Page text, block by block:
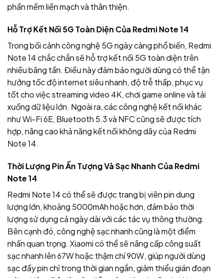
phần mềm liền mạch và thân thiện.
Hỗ Trợ Kết Nối 5G Toàn Diện Của Redmi Note 14
Trong bối cảnh công nghệ 5G ngày càng phổ biến, Redmi
Note 14 chắc chắn sẽ hỗ trợ kết nối 5G toàn diện trên
nhiều băng tần. Điều này đảm bảo người dùng có thể tận
hưởng tốc độ internet siêu nhanh, độ trễ thấp, phục vụ
tốt cho việc streaming video 4K, chơi game online và tải
xuống dữ liệu lớn. Ngoài ra, các công nghệ kết nối khác
như Wi-Fi 6E, Bluetooth 5.3 và NFC cũng sẽ được tích
hợp, nâng cao khả năng kết nối không dây của Redmi
Note 14.
Thời Lượng Pin Ấn Tượng Và Sạc Nhanh Của Redmi
Note 14
Redmi Note 14 có thể sẽ được trang bị viên pin dung
lượng lớn, khoảng 5000mAh hoặc hơn, đảm bảo thời
lượng sử dụng cả ngày dài với các tác vụ thông thường.
Bên cạnh đó, công nghệ sạc nhanh cũng là một điểm
nhấn quan trọng. Xiaomi có thể sẽ nâng cấp công suất
sạc nhanh lên 67W hoặc thậm chí 90W, giúp người dùng
sạc đầy pin chỉ trong thời gian ngắn, giảm thiểu gián đoạn